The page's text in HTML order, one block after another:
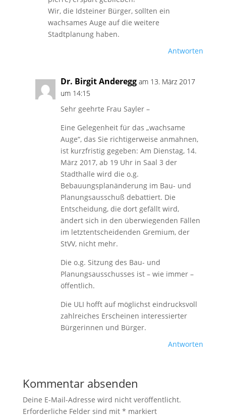
Wir, die Idsteiner Bürger, sollten ein
wachsames Auge auf die weitere
Stadtplanung haben.
Antworten
Dr. Birgit Anderegg am 13. März 2017
um 14:15
Sehr geehrte Frau Sayler –
Eine Gelegenheit für das „wachsame
Auge“, das Sie richtigerweise anmahnen,
ist kurzfristig gegeben: Am Dienstag, 14.
März 2017, ab 19 Uhr in Saal 3 der
Stadthalle wird die o.g.
Bebauungsplanänderung im Bau- und
Planungsausschuß debattiert. Die
Entscheidung, die dort gefällt wird,
ändert sich in den überwiegenden Fällen
im letztentscheidenden Gremium, der
StVV, nicht mehr.
Die o.g. Sitzung des Bau- und
Planungsausschusses ist – wie immer –
öffentlich.
Die ULI hofft auf möglichst eindrucksvoll
zahlreiches Erscheinen interessierter
Bürgerinnen und Bürger.
Antworten
Kommentar absenden
Deine E-Mail-Adresse wird nicht veröffentlicht.
Erforderliche Felder sind mit * markiert